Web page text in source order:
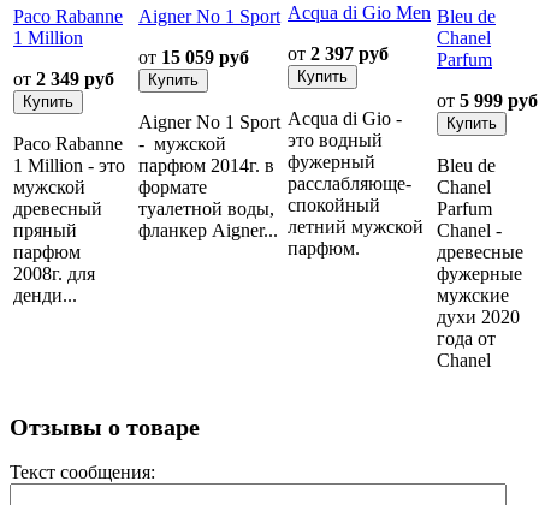
Paco Rabanne
1 Million
от 2 349 руб
Paco Rabanne
1 Million - это
мужской
древесный
пряный
парфюм
2008г. для
денди...
Aigner No 1 Sport
от 15 059 руб
Aigner No 1 Sport
- мужской
парфюм 2014г. в
формате
туалетной воды,
фланкер Aigner...
Acqua di Gio Men
от 2 397 руб
Acqua di Gio -
это водный
фужерный
расслабляюще-
спокойный
летний мужской
парфюм.
Bleu de
Chanel
Parfum
от 5 999 руб
Bleu de
Chanel
Parfum
Chanel -
древесные
фужерные
мужские
духи 2020
года от
Chanel
Отзывы о товаре
Текст сообщения: